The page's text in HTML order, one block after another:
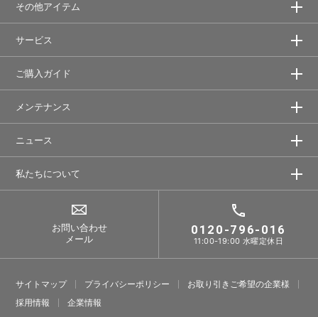
その他アイテム
サービス
ご購入ガイド
メンテナンス
ニュース
私たちについて
お問い合わせ
メール
0120-796-016
11:00-19:00 水曜定休日
サイトマップ プライバシーポリシー
お取り引きご希望の企業様
採⽤情報
企業情報